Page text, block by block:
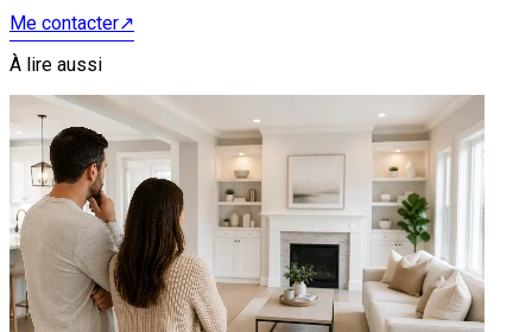
Me contacter↗
À lire aussi